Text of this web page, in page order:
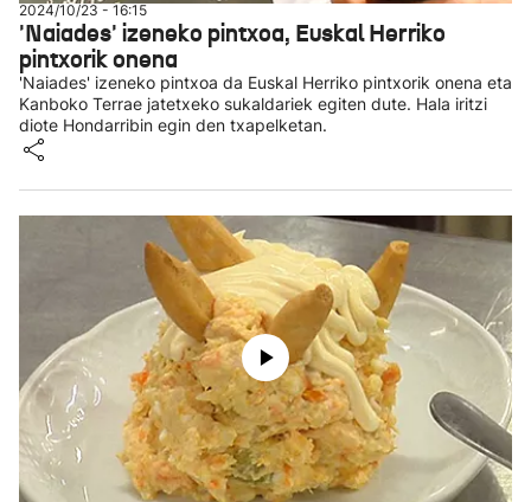
2024/10/23 - 16:15
'Naiades' izeneko pintxoa, Euskal Herriko
pintxorik onena
'Naiades' izeneko pintxoa da Euskal Herriko pintxorik onena eta
Kanboko Terrae jatetxeko sukaldariek egiten dute. Hala iritzi
diote Hondarribin egin den txapelketan.